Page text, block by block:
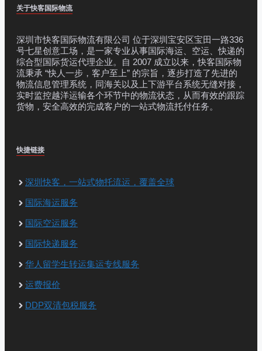
关于快客国际物流
深圳市快客国际物流有限公司 位于深圳宝安区宝田一路336
号七星创意工场，是一家专业从事国际海运、空运、快递的
综合型国际货运代理企业。自 2007 成立以来，快客国际物
流秉承 “快人一步，客户至上” 的宗旨，逐步打造了先进的
物流信息管理系统，同海关以及上下游平台系统无缝对接，
实时监控越洋运输各个环节中的物流状态，从而有效的跟踪
货物，安全高效的完成客户的一站式物流托付任务。
快捷链接
深圳快客，一站式物托流运，覆盖全球
国际海运服务
国际空运服务
国际快递服务
华人留学生转运集运专线服务
运费报价
DDP双清包税服务